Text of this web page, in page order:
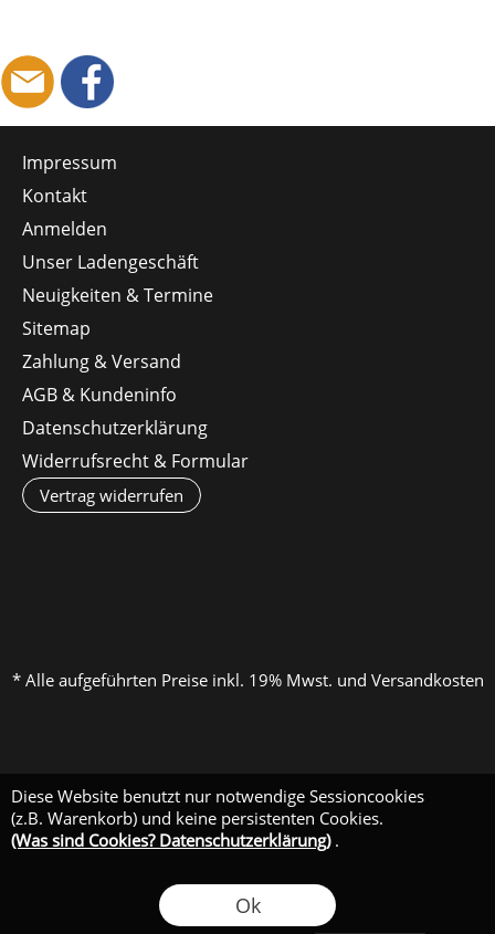
Diese Website benutzt nur notwendige Sessioncookies
(z.B. Warenkorb) und keine persistenten Cookies.
(Was sind Cookies? Datenschutzerklärung).
Ok
Impressum
Kontakt
Anmelden
Unser Ladengeschäft
Neuigkeiten & Termine
Sitemap
Zahlung & Versand
AGB & Kundeninfo
Datenschutzerklärung
Widerrufsrecht & Formular
Vertrag widerrufen
* Alle aufgeführten Preise inkl. 19% Mwst. und Versandkosten